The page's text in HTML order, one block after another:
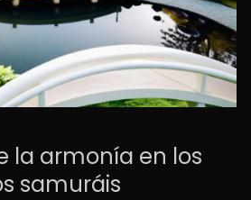
la armonía en los
samuráis